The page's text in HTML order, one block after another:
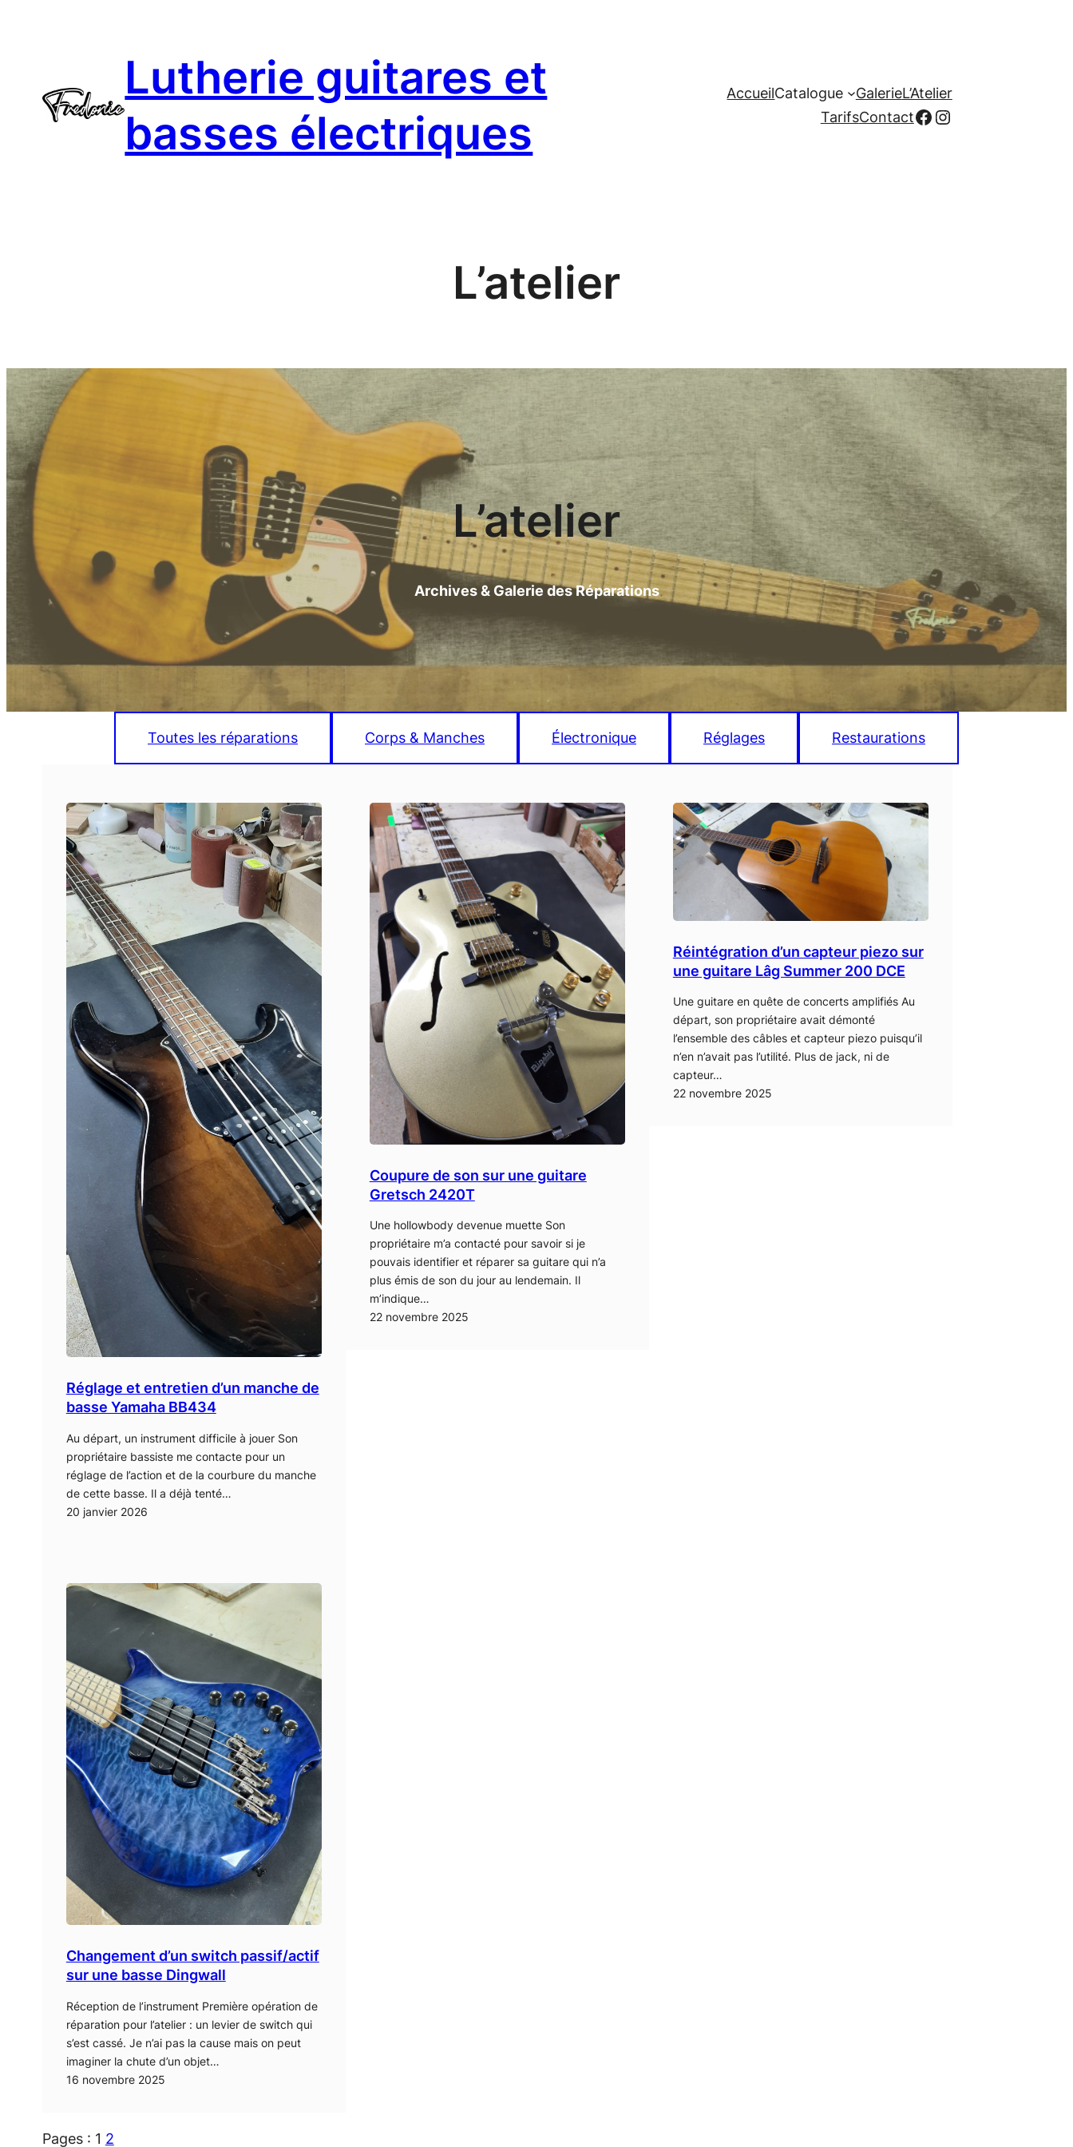
Lutherie guitares et
basses électriques
AccueilCatalogue GalerieL’Atelier
TarifsContactFacebook
Instagram
L’atelier
L’atelier
Archives & Galerie des Réparations
Toutes les réparations Corps & Manches Électronique Réglages Restaurations
Réglage et entretien d’un manche de
basse Yamaha BB434
Au départ, un instrument difficile à jouer Son
propriétaire bassiste me contacte pour un
réglage de l’action et de la courbure du manche
de cette basse. Il a déjà tenté…
20 janvier 2026
Coupure de son sur une guitare
Gretsch 2420T
Une hollowbody devenue muette Son
propriétaire m’a contacté pour savoir si je
pouvais identifier et réparer sa guitare qui n’a
plus émis de son du jour au lendemain. Il
m’indique…
22 novembre 2025
Réintégration d’un capteur piezo sur
une guitare Lâg Summer 200 DCE
Une guitare en quête de concerts amplifiés Au
départ, son propriétaire avait démonté
l’ensemble des câbles et capteur piezo puisqu’il
n’en n’avait pas l’utilité. Plus de jack, ni de
capteur…
22 novembre 2025
Changement d’un switch passif/actif
sur une basse Dingwall
Réception de l’instrument Première opération de
réparation pour l’atelier : un levier de switch qui
s’est cassé. Je n’ai pas la cause mais on peut
imaginer la chute d’un objet…
16 novembre 2025
Pages : 1 2